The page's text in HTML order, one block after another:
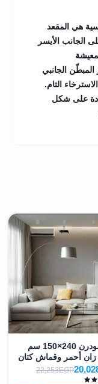
هي المقعد
الجانب الأيسر
الجانبي
التام.
على شكل
ركنة مودرن 240×150 سم
أحمر وقماش كتان
أو قطيفة عالي الجودة MS-22,253EGP